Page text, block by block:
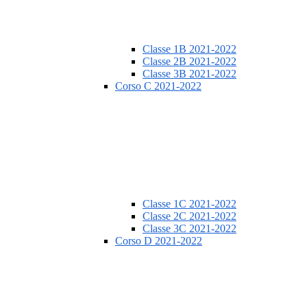
Classe 1B 2021-2022
Classe 2B 2021-2022
Classe 3B 2021-2022
Corso C 2021-2022
Classe 1C 2021-2022
Classe 2C 2021-2022
Classe 3C 2021-2022
Corso D 2021-2022